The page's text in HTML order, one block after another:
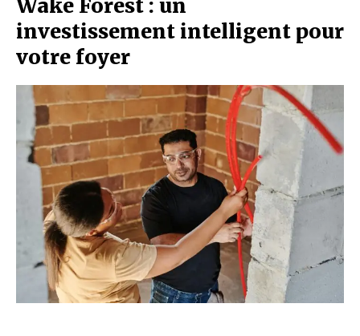
Wake Forest : un
investissement intelligent pour
votre foyer